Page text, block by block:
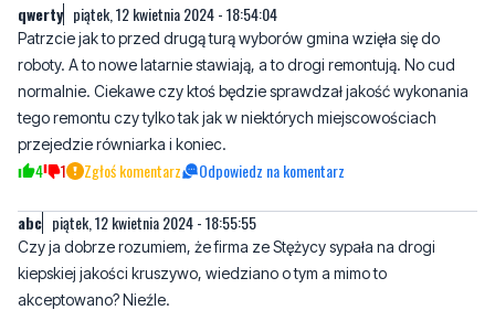
qwerty piątek, 12 kwietnia 2024 - 18:54:04
Patrzcie jak to przed drugą turą wyborów gmina wzięła się do
roboty. A to nowe latarnie stawiają, a to drogi remontują. No cud
normalnie. Ciekawe czy ktoś będzie sprawdzał jakość wykonania
tego remontu czy tylko tak jak w niektórych miejscowościach
przejedzie równiarka i koniec.
4 1 Zgłoś komentarz Odpowiedz na komentarz
abc piątek, 12 kwietnia 2024 - 18:55:55
Czy ja dobrze rozumiem, że firma ze Stężycy sypała na drogi
kiepskiej jakości kruszywo, wiedziano o tym a mimo to
akceptowano? Nieźle.